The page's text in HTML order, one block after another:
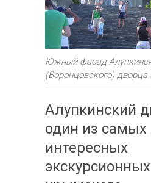
Южный фасад
(Воронцовского)
Алупкинский
один из самых
интересных